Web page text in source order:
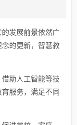
发展前景依然广
的更新，智慧教
助人工智能等技
服务，满足不同